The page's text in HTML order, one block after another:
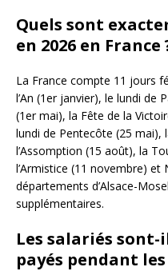
Quels sont
en 2026 en France
La France compte 11 jours
l’An (1er janvier), le lundi de
(1er mai), la Fête de la
lundi de Pentecôte (25 mai),
l’Assomption (15 août), la
l’Armistice (11 novembre) et
départements d’Alsace-
supplémentaires.
Les salariés
payés pendant